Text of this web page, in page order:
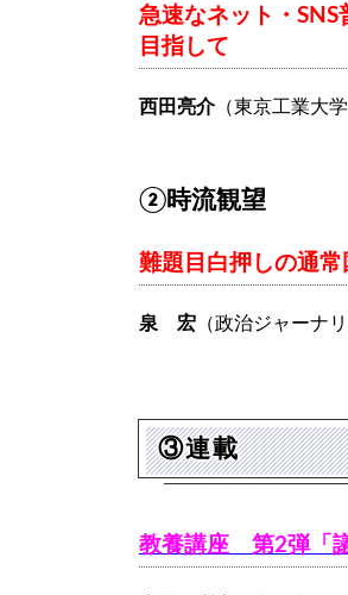
急速なネット・
目指して
西田亮介（東京工業大
②時流観望
難題目白押しの通
泉 宏 （政治ジャーナリ
③連載
教養講座 第2弾「